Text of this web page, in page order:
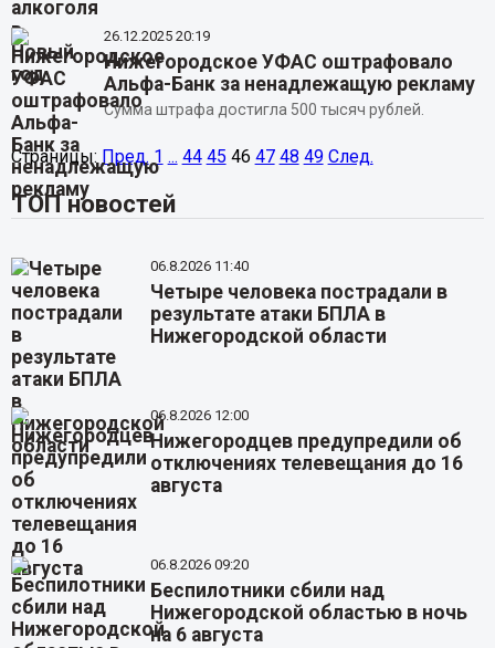
26.12.2025 20:19
Нижегородское УФАС оштрафовало
Альфа-Банк за ненадлежащую рекламу
Сумма штрафа достигла 500 тысяч рублей.
Страницы: Пред. 1 ... 44 45 46 47 48 49 След.
ТОП новостей
06.8.2026 11:40
Четыре человека пострадали в
результате атаки БПЛА в
Нижегородской области
06.8.2026 12:00
Нижегородцев предупредили об
отключениях телевещания до 16
августа
06.8.2026 09:20
Беспилотники сбили над
Нижегородской областью в ночь
на 6 августа